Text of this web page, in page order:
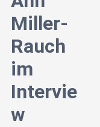
Miller-
Rauch
im
Intervie
w